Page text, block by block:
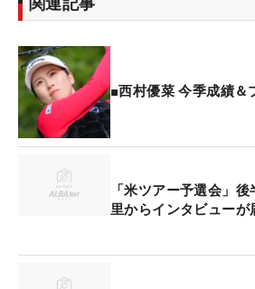
■西村優菜 今季成績＆
「米ツアー予選会」
里からインタビューが